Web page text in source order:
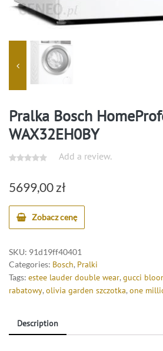
Pralka Bosch
WAX32EH0BY
Add a review.
5699,00 zł
Zobacz cenę
SKU: 91d19ff40401
Categories: Bosch, Pralki
Tags: estee lauder double wear, gucci
rabatowy, olivia garden szczotka, one
Description